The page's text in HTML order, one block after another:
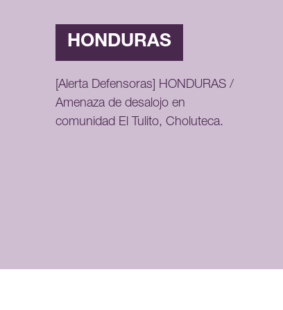
HONDURAS
[Alerta Defensoras] HONDURAS /
Amenaza de desalojo en
comunidad El Tulito, Choluteca.